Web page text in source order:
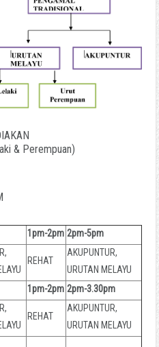
& Perempuan)
1pm-2pm 2pm-5pm
REHAT
AKUPUNTUR,
URUTAN MELAYU
1pm-2pm 2pm-3.30pm
REHAT
AKUPUNTUR,
URUTAN MELAYU